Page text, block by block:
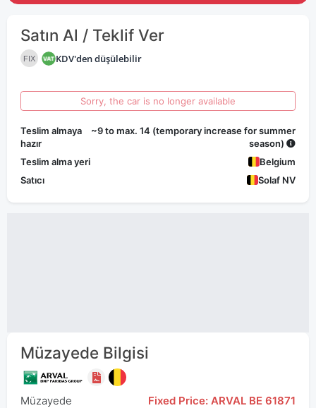
Satın Al / Teklif Ver
FIX KDV'den düşülebilir
Sorry, the car is no longer available
Teslim almaya
hazır
~9 to max. 14 (temporary increase for summer
season)
Teslim alma yeri
Belgium
Satıcı
Solaf NV
Müzayede Bilgisi
Müzayede Fixed Price: ARVAL BE 61871